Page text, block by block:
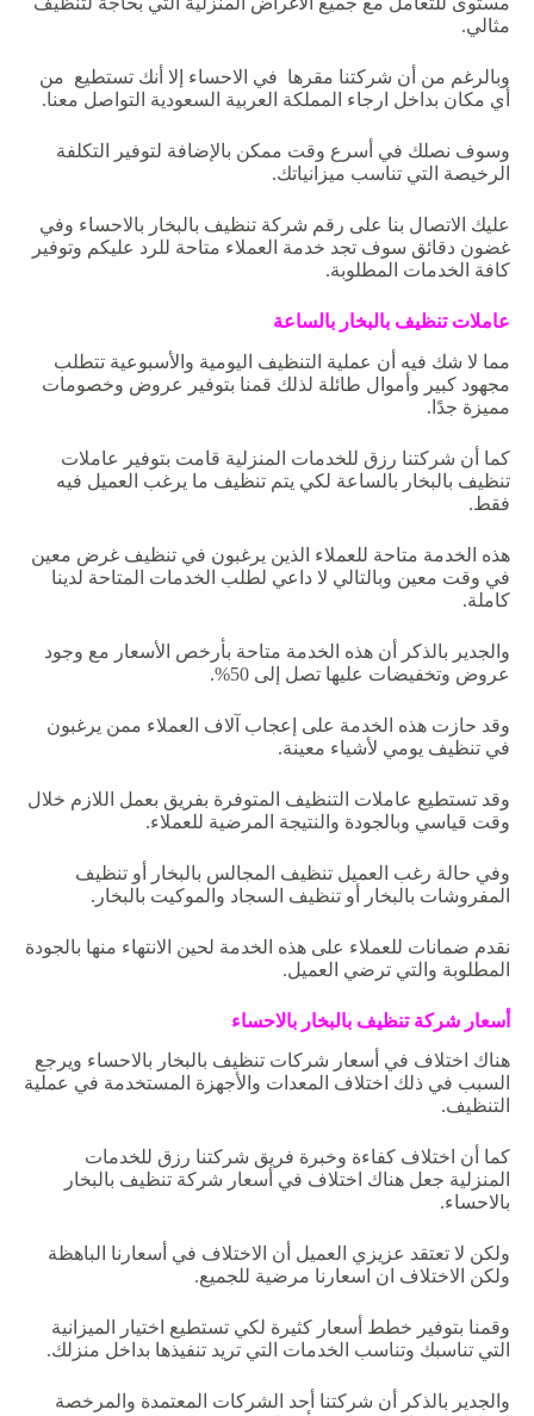
مثالي.
وبالرغم من أن شركتنا مقرها في الاحساء إلا أنك تستطيع من
أي مكان بداخل ارجاء المملكة العربية السعودية التواصل معنا.
وسوف نصلك في أسرع وقت ممكن بالإضافة لتوفير التكلفة
الرخيصة التي تناسب ميزانياتك.
عليك الاتصال بنا على رقم شركة تنظيف بالبخار بالاحساء وفي
غضون دقائق سوف تجد خدمة العملاء متاحة للرد عليكم وتوفير
كافة الخدمات المطلوبة.
عاملات تنظيف بالبخار بالساعة
مما لا شك فيه أن عملية التنظيف اليومية والأسبوعية تتطلب
مجهود كبير وأموال طائلة لذلك قمنا بتوفير عروض وخصومات
مميزة جدًا.
كما أن شركتنا رزق للخدمات المنزلية قامت بتوفير عاملات
تنظيف بالبخار بالساعة لكي يتم تنظيف ما يرغب العميل فيه
فقط.
هذه الخدمة متاحة للعملاء الذين يرغبون في تنظيف غرض معين
في وقت معين وبالتالي لا داعي لطلب الخدمات المتاحة لدينا
كاملة.
والجدير بالذكر أن هذه الخدمة متاحة بأرخص الأسعار مع وجود
عروض وتخفيضات عليها تصل إلى 50%.
وقد حازت هذه الخدمة على إعجاب آلاف العملاء ممن يرغبون
في تنظيف يومي لأشياء معينة.
وقد تستطيع عاملات التنظيف المتوفرة بفريق بعمل اللازم خلال
وقت قياسي وبالجودة والنتيجة المرضية للعملاء.
وفي حالة رغب العميل تنظيف المجالس بالبخار أو تنظيف
المفروشات بالبخار أو تنظيف السجاد والموكيت بالبخار.
نقدم ضمانات للعملاء على هذه الخدمة لحين الانتهاء منها بالجودة
المطلوبة والتي ترضي العميل.
أسعار شركة تنظيف بالبخار بالاحساء
هناك اختلاف في أسعار شركات تنظيف بالبخار بالاحساء ويرجع
السبب في ذلك اختلاف المعدات والأجهزة المستخدمة في عملية
التنظيف.
كما أن اختلاف كفاءة وخبرة فريق شركتنا رزق للخدمات
المنزلية جعل هناك اختلاف في أسعار شركة تنظيف بالبخار
بالاحساء.
ولكن لا تعتقد عزيزي العميل أن الاختلاف في أسعارنا الباهظة
ولكن الاختلاف ان اسعارنا مرضية للجميع.
وقمنا بتوفير خطط أسعار كثيرة لكي تستطيع اختيار الميزانية
التي تناسبك وتناسب الخدمات التي تريد تنفيذها بداخل منزلك.
والجدير بالذكر أن شركتنا أحد الشركات المعتمدة والمرخصة